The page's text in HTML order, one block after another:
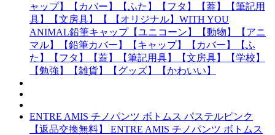
ャップ】【カバー】【ふた】【フタ】【蓋】【筆記用
具】【文房具】【 【オリジナル】WITH YOU
ANIMAL鉛筆キャップ【ユニコーン】【動物】【アニ
マル】【鉛筆カバー】【キャップ】【カバー】【ふ
た】【フタ】【蓋】【筆記用具】【文房具】【学校】
【勉強】【雑貨】【グッズ】【かわいい】
ENTRE AMIS チノパンツ ボトムス パステルピンク
【返品交換無料】 ENTRE AMIS チノパンツ ボトムス